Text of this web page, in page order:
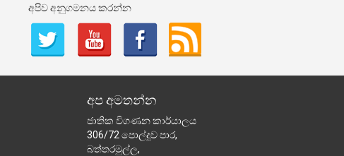
අපිව අනුගමනය කරන්න
අප අමතන්න
ජාතික විගණන කාර්යාලය
306/72 පොල්දූව පාර,
බත්තරමුල්ල,